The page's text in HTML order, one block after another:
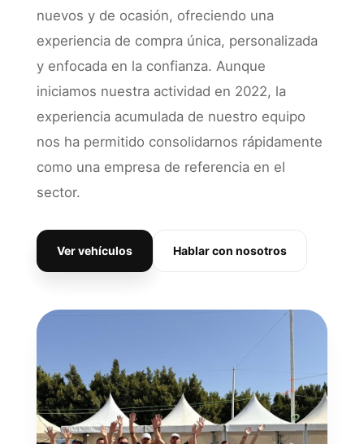
nuevos y de ocasión, ofreciendo una
experiencia de compra única, personalizada
y enfocada en la confianza. Aunque
iniciamos nuestra actividad en 2022, la
experiencia acumulada de nuestro equipo
nos ha permitido consolidarnos rápidamente
como una empresa de referencia en el
sector.
Ver vehículos Hablar con nosotros